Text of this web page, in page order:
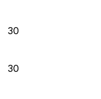
30
30